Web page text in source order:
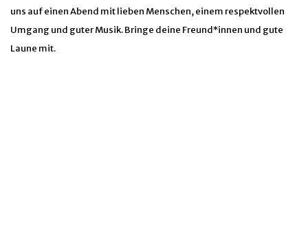
uns auf einen Abend mit lieben Menschen, einem respektvollen
Umgang und guter Musik. Bringe deine Freund*innen und gute
Laune mit.